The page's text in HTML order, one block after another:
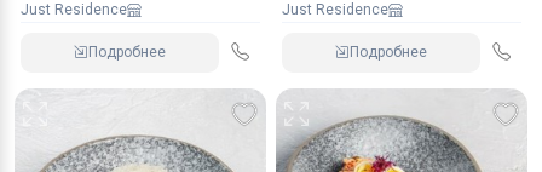
Just Residence
Подробнее
Just Residence
Подробнее